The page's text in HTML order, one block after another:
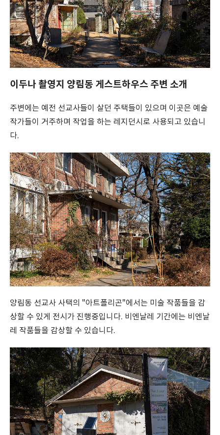
이두나 촬영지 양림동 게스트하우스 주변 소개
주변에는 예전 선교사들이 살던 주택들이 있으며 이곳은 예술
작가들이 거주하며 작업을 하는 레지던시로 사용되고 있습니
다.
양림동 선교사 사택의 "아트폴리곤"에서는 미술 작품들을 감
상할 수 있게 전시가 진행중입니다. 비엔날레 기간에는 비엔날
레 작품들을 감상할 수 있습니다.